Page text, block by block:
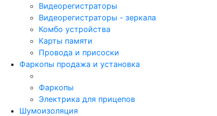
Видеорегистраторы
Видеорегистраторы - зеркала
Комбо устройства
Карты памяти
Провода и присоски
Фаркопы продажа и установка
Фаркопы
Электрика для прицепов
Шумоизоляция